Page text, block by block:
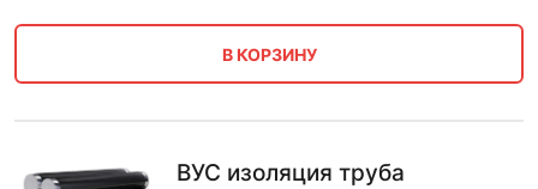
В КОРЗИНУ
ВУС изоляция труба